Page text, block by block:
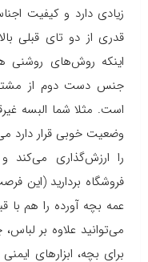
زیادی دارد و کیفیت
قدری از دو تای قبلی
جنس دست دوم از
است. مثلا شما البسه
وضعیت خوبی قرار دارد
را ارزش‌گذاری می‌کند
فروشگاه بردارید (این
عمه بچه آورده را هم با
می‌توانید علاوه بر
برای بچه، ابزارهای